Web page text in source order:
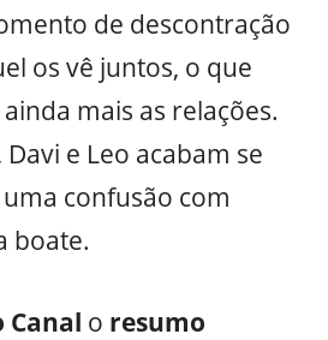
de descontração
os vê juntos, o que
mais as relações.
e Leo acabam se
confusão com
boate.
Canal o resumo